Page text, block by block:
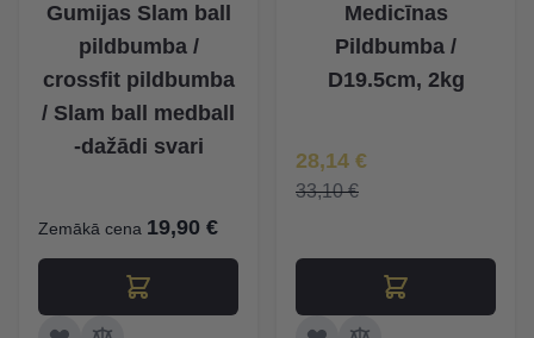
Gumijas Slam ball
pildbumba /
crossfit pildbumba
/ Slam ball medball
-dažādi svari
Zemākā cena 19,90 €
Medicīnas
Pildbumba /
D19.5cm, 2kg
Īpaša Cena
28,14 €
33,10 €